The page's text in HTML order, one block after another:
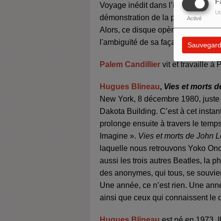
Activé
Voyage inédit dans l’inconscient,
démonstration de la puissance
Alors, ce disque opère-t-il la
l'ambiguïté de sa façade
Palem Candillier vit et travaille à
Hugues Blineau, Vies et morts
New York, 8 décembre 1980,
Dakota Building. C’est à cet
prolonge ensuite à travers le
Imagine ». Vies et morts de John
laquelle nous retrouvons Yoko
aussi les trois autres Beatles, la
des anonymes, qui tous, se
Une année, ce n’est rien. Une
ainsi que ceux qui connaissent le